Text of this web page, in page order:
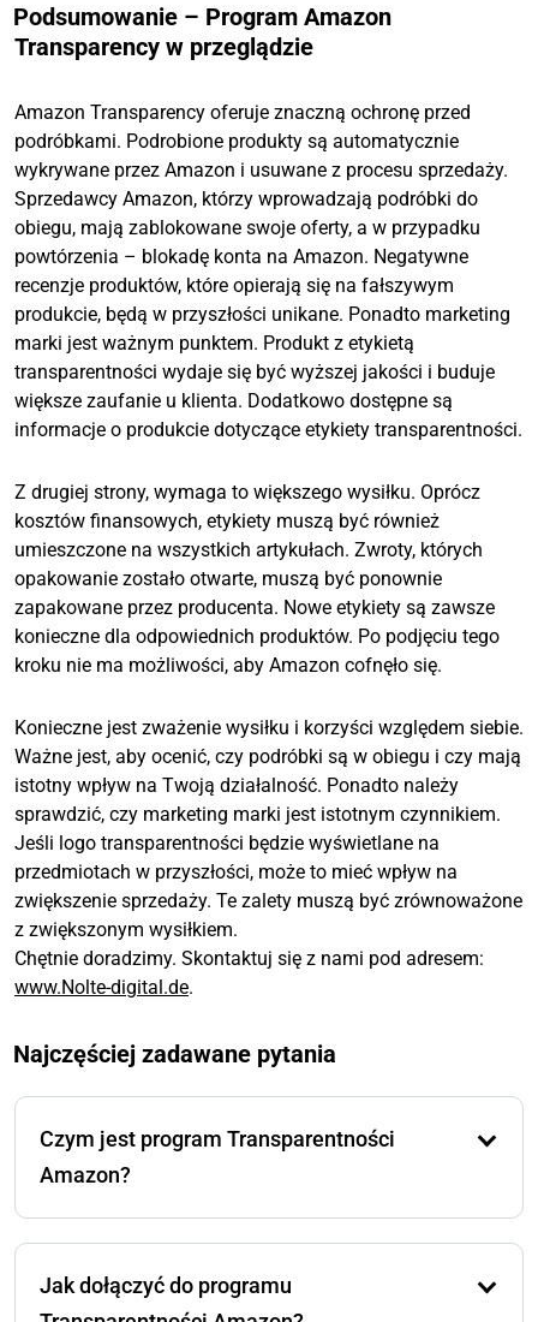
Podsumowanie – Program Amazon
Transparency w przeglądzie
Amazon Transparency oferuje znaczną ochronę przed
podróbkami. Podrobione produkty są automatycznie
wykrywane przez Amazon i usuwane z procesu sprzedaży.
Sprzedawcy Amazon, którzy wprowadzają podróbki do
obiegu, mają zablokowane swoje oferty, a w przypadku
powtórzenia – blokadę konta na Amazon. Negatywne
recenzje produktów, które opierają się na fałszywym
produkcie, będą w przyszłości unikane. Ponadto marketing
marki jest ważnym punktem. Produkt z etykietą
transparentności wydaje się być wyższej jakości i buduje
większe zaufanie u klienta. Dodatkowo dostępne są
informacje o produkcie dotyczące etykiety transparentności.
Z drugiej strony, wymaga to większego wysiłku. Oprócz
kosztów finansowych, etykiety muszą być również
umieszczone na wszystkich artykułach. Zwroty, których
opakowanie zostało otwarte, muszą być ponownie
zapakowane przez producenta. Nowe etykiety są zawsze
konieczne dla odpowiednich produktów. Po podjęciu tego
kroku nie ma możliwości, aby Amazon cofnęło się.
Konieczne jest zważenie wysiłku i korzyści względem siebie.
Ważne jest, aby ocenić, czy podróbki są w obiegu i czy mają
istotny wpływ na Twoją działalność. Ponadto należy
sprawdzić, czy marketing marki jest istotnym czynnikiem.
Jeśli logo transparentności będzie wyświetlane na
przedmiotach w przyszłości, może to mieć wpływ na
zwiększenie sprzedaży. Te zalety muszą być zrównoważone
z zwiększonym wysiłkiem.
Chętnie doradzimy. Skontaktuj się z nami pod adresem:
www.Nolte-digital.de.
Najczęściej zadawane pytania
Czym jest program Transparentności
Amazon?
zwalczania podrabiania i zapewnienia autentyczności
produktów. Dzięki unikalnym, skanowalnym kodom
Jak dołączyć do programu